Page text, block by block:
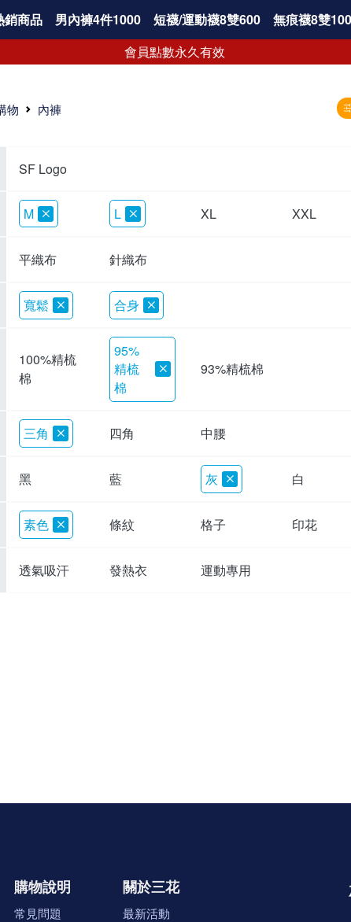
銷商品 男內褲4件1000 短襪/運動襪8雙600 無痕襪8雙
會員點數永久有效
物 內褲
SF Logo
M L XL XXL
平織布 針織布
寬鬆 合身
100%精梳
棉
95%
精梳
棉
93%精梳棉
三角 四角 中腰
黑 藍 灰 白
素色 條紋 格子 印花
透氣吸汗 發熱衣 運動專用
購物說明
常見問題
關於三花
最新活動